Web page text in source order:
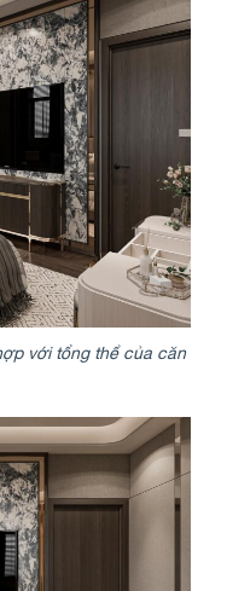
với tổng thể của căn